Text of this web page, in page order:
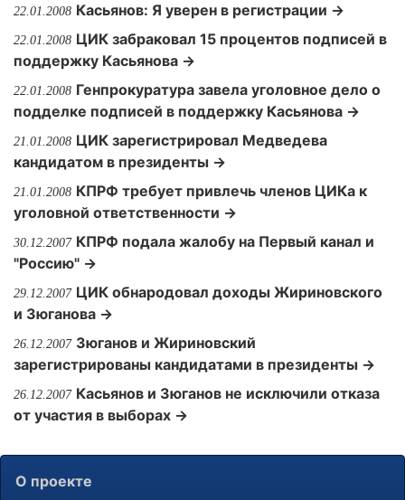
22.01.2008 Касьянов: Я уверен в регистрации →
22.01.2008 ЦИК забраковал 15 процентов подписей в
поддержку Касьянова →
22.01.2008 Генпрокуратура завела уголовное дело о
подделке подписей в поддержку Касьянова →
21.01.2008 ЦИК зарегистрировал Медведева
кандидатом в президенты →
21.01.2008 КПРФ требует привлечь членов ЦИКа к
уголовной ответственности →
30.12.2007 КПРФ подала жалобу на Первый канал и
"Россию" →
29.12.2007 ЦИК обнародовал доходы Жириновского
и Зюганова →
26.12.2007 Зюганов и Жириновский
зарегистрированы кандидатами в президенты →
26.12.2007 Касьянов и Зюганов не исключили отказа
от участия в выборах →
О проекте